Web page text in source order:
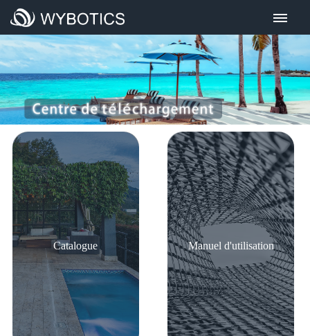
Accueil
Qui sommes nous
Notre gamme
Tous nos produits
Notre gamme sur batterie
Notre gamme avec câble
Recherche et développement
Investisseurs
Information financière Evènements
Visite des investisseurs
Gouvernance d'entreprise
Catalogue Manuel d'utilisation